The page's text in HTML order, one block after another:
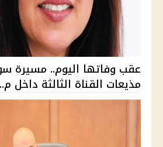
عقب وفاتها اليوم.. مسيرة
مذيعات القناة الثالثة داخل